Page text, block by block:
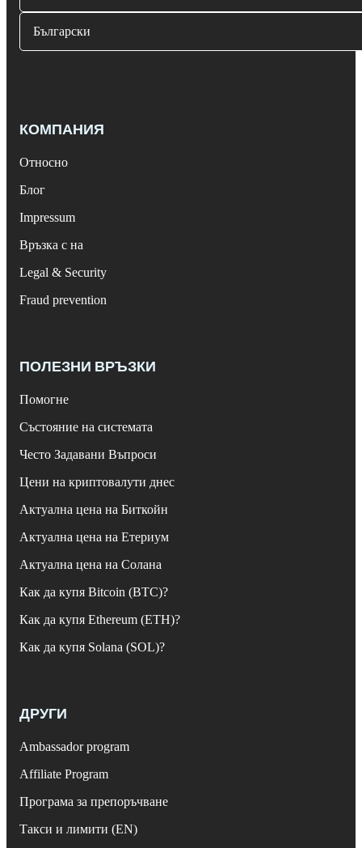
Български
КОМПАНИЯ
Относно
Блог
Impressum
Връзка с на
Legal & Security
Fraud prevention
ПОЛЕЗНИ ВРЪЗКИ
Помогне
Състояние на системата
Често Задавани Въпроси
Цени на криптовалути днес
Актуална цена на Биткойн
Актуална цена на Етериум
Актуална цена на Солана
Как да купя Bitcoin (BTC)?
Как да купя Ethereum (ETH)?
Как да купя Solana (SOL)?
ДРУГИ
Ambassador program
Affiliate Program
Програма за препоръчване
Такси и лимити (EN)